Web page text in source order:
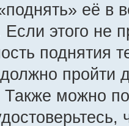
её в
этого не
поднятия
пройти
можно